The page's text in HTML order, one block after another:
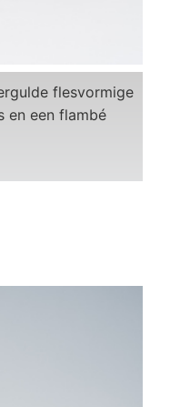
flesvormige
en een flambé